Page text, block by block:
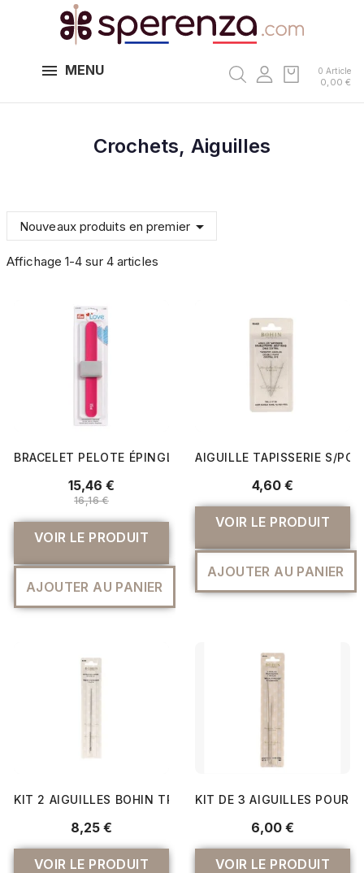
MENU 0 Article
0,00 €
Crochets, Aiguilles
Nouveaux produits en premier 
Affichage 1-4 sur 4 articles
BRACELET PELOTE ÉPINGLES MAGNÉTIQUE LOVE - PRYM
15,46 €
16,16 €
VOIR LE PRODUIT
AJOUTER AU PANIER
AIGUILLE TAPISSERIE S/
4,60 €
VOIR LE PRODUIT
AJOUTER AU PANIER
KIT 2 AIGUILLES BOHIN TRAPUNTO ET BOUTIS (150 ET
8,25 €
VOIR LE PRODUIT
KIT DE 3 AIGUILLES POUR
6,00 €
VOIR LE PRODUIT